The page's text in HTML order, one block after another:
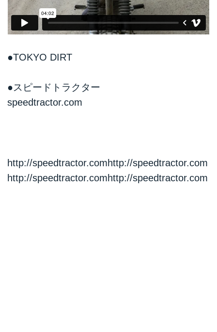
●TOKYO DIRT
●スピードトラクター
speedtractor.com
http://speedtractor.comhttp://speedtractor.com
http://speedtractor.comhttp://speedtractor.com